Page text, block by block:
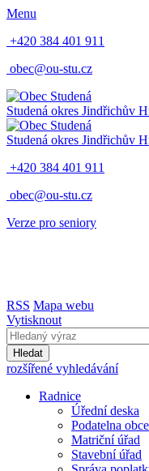
Menu
+420 384 401 911
obec@ou-stu.cz
Studená okres Jindřichův
Studená okres Jindřichův
+420 384 401 911
obec@ou-stu.cz
Verze pro seniory
RSS Mapa webu
Vytisknout
Hledat
rozšířené vyhledávání
Radnice
Úřední deska
Podatelna obce
Matriční úřad
Stavební úřad